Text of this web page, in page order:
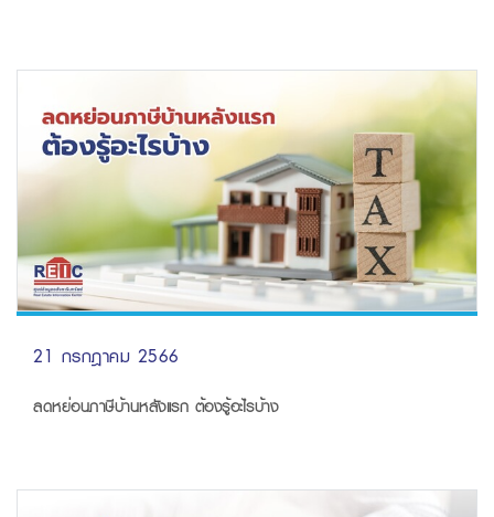
21 กรกฎาคม 2566
ลดหย่อนภาษีบ้านหลังแรก ต้องรู้อะไรบ้าง